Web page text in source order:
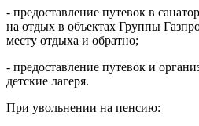
- предоставление путевок в
на отдых в объектах Группы
месту отдыха и обратно;
- предоставление путевок и
детские лагеря.
При увольнении на пенсию: